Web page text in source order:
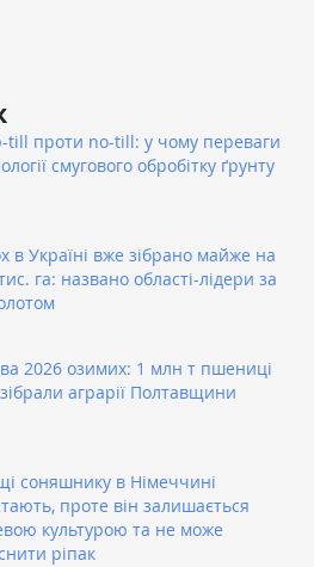
till проти no-till: у чому переваги
смугового обробітку ґрунту
в Україні вже зібрано майже на
га: названо області-лідери за
2026 озимих: 1 млн т пшениці
аграрії Полтавщини
соняшнику в Німеччині
проте він залишається
культурою та не може
ріпак